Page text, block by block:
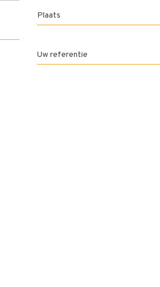
Plaats
Uw referentie